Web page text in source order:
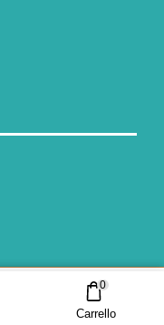
15808561003
ACQUISTA ORA
0
Carrello